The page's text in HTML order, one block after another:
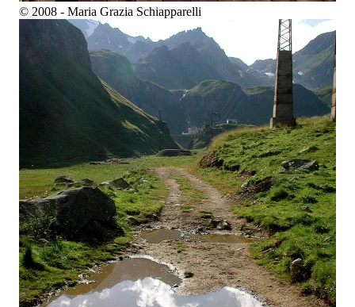
© 2008 - Maria Grazia Schiapparelli